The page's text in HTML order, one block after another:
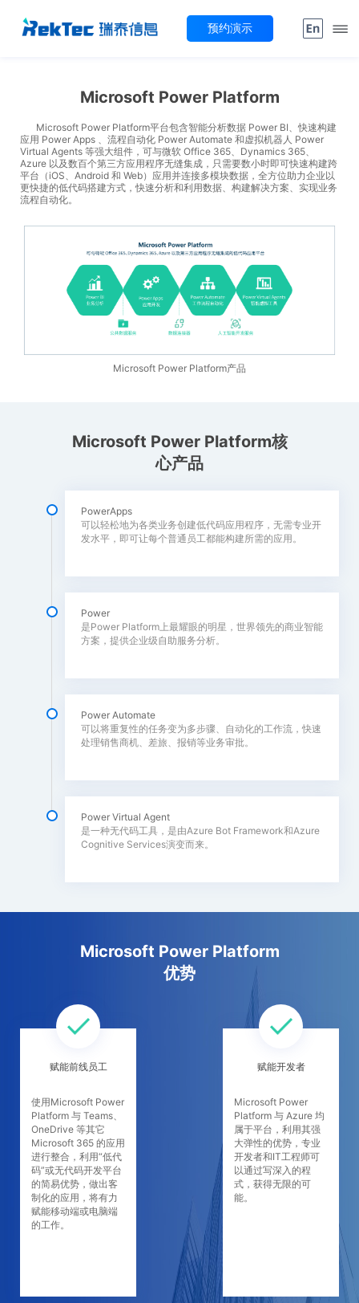
预约演示
Microsoft Power Platform
Microsoft Power Platform平台包含智能分析数据 Power BI、快速构建
应用 Power Apps 、流程自动化 Power Automate 和虚拟机器人 Power
Virtual Agents 等强大组件，可与微软 Office 365、Dynamics 365、
Azure 以及数百个第三方应用程序无缝集成，只需要数小时即可快速构建跨
平台（iOS、Android 和 Web）应用并连接多模块数据，全方位助力企业以
更快捷的低代码搭建方式，快速分析和利用数据、构建解决方案、实现业务
流程自动化。
Microsoft Power Platform产品
Microsoft Power Platform核
心产品
PowerApps
可以轻松地为各类业务创建低代码应用程序，无需专业开
发水平，即可让每个普通员工都能构建所需的应用。
Power
是Power Platform上最耀眼的明星，世界领先的商业智能
方案，提供企业级自助服务分析。
Power Automate
可以将重复性的任务变为多步骤、自动化的工作流，快速
处理销售商机、差旅、报销等业务审批。
Power Virtual Agent
是一种无代码工具，是由Azure Bot Framework和Azure
Cognitive Services演变而来。
Microsoft Power Platform
优势
赋能前线员工
使用Microsoft Power
Platform 与 Teams、
OneDrive 等其它
Microsoft 365 的应用
进行整合，利用“低代
码”或无代码开发平台
的简易优势，做出客
制化的应用，将有力
赋能移动端或电脑端
的工作。
赋能开发者
Microsoft Power
Platform 与 Azure 均
属于平台，利用其强
大弹性的优势，专业
开发者和IT工程师可
以通过写深入的程
式，获得无限的可
能。